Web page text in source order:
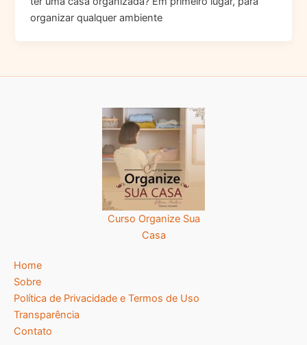
organizar qualquer ambiente
Curso Organize Sua
Casa
Home
Sobre
Política de Privacidade e Termos de Uso
Transparência
Contato